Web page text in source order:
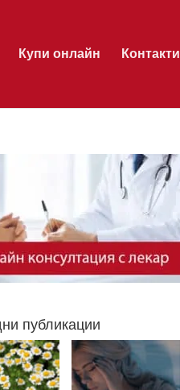
Купи онлайн Контакти
публикации